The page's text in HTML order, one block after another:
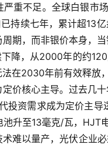
重不足。全球白银市
持续七年，累计超13
期，而非银价本身，
降，从2000年的约
在2030年前有效释放
价核心主导。过去几
资需求成为定价主导
升至13毫克/瓦，
难以量产，光伏企业